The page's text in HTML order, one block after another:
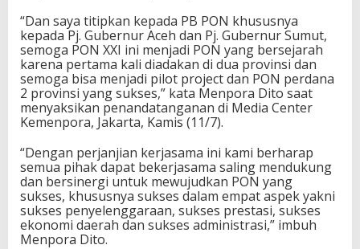
k
e
r
j
a
S
a
m
a
D
a
l
a
m
M
e
“Dan saya titipkan kepada PB PON khususnya
kepada Pj. Gubernur Aceh dan Pj. Gubernur Sumut,
semoga PON XXI ini menjadi PON yang bersejarah
karena pertama kali diadakan di dua provinsi dan
semoga bisa menjadi pilot project dan PON perdana
2 provinsi yang sukses,” kata Menpora Dito saat
menyaksikan penandatanganan di Media Center
Kemenpora, Jakarta, Kamis (11/7).
“Dengan perjanjian kerjasama ini kami berharap
semua pihak dapat bekerjasama saling mendukung
dan bersinergi untuk mewujudkan PON yang
sukses, khususnya sukses dalam empat aspek yakni
sukses penyelenggaraan, sukses prestasi, sukses
ekonomi daerah dan sukses administrasi,” imbuh
Menpora Dito.